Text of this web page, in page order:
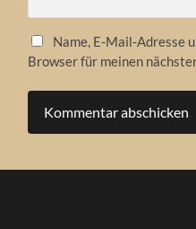
Name, E-Mail-Adresse
Browser für meinen